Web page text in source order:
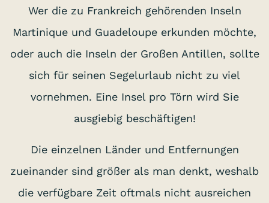
Wer die zu Frankreich gehörenden Inseln
Martinique und Guadeloupe erkunden möchte,
oder auch die Inseln der Großen Antillen, sollte
sich für seinen Segelurlaub nicht zu viel
vornehmen. Eine Insel pro Törn wird Sie
ausgiebig beschäftigen!
Die einzelnen Länder und Entfernungen
zueinander sind größer als man denkt, weshalb
die verfügbare Zeit oftmals nicht ausreichen